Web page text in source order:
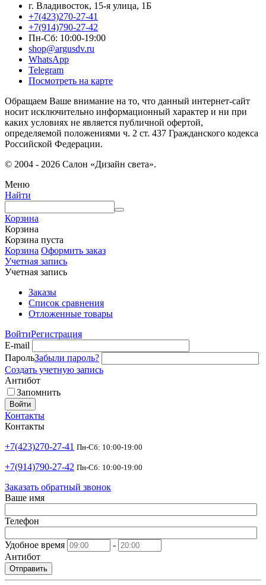
г. Владивосток, 15-я улица, 1Б
+7(423)270-27-41
+7(914)790-27-42
Пн-Сб: 10:00-19:00
shop@argusdv.ru
WhatsApp
Telegram
Посмотреть на карте
Обращаем Ваше внимание на то, что данный интернет-сайт
носит исключительно информационный характер и ни при
каких условиях не является публичной офертой,
определяемой положениями ч. 2 ст. 437 Гражданского кодекса
Российской Федерации.
© 2004 - 2026 Салон «Дизайн света».
Меню
Найти
Корзина
Корзина
Корзина пуста
Корзина Оформить заказ
Учетная запись
Учетная запись
Заказы
Список сравнения
Отложенные товары
ВойтиРегистрация
E-mail
ПарольЗабыли пароль?
Создать учетную запись
Антибот
Запомнить
Войти
Контакты
Контакты
+7(423)270-27-41 Пн-Сб: 10:00-19:00
+7(914)790-27-42 Пн-Сб: 10:00-19:00
Заказать обратный звонок
Ваше имя
Телефон
Удобное время
-
Антибот
Отправить